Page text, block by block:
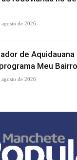
agosto de 2026
de
Meu
agosto de 2026